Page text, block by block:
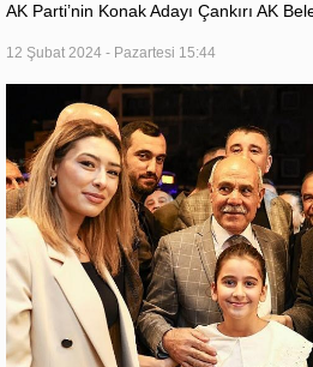
AK Parti’nin Konak Adayı Çankırı AK
12 Şubat 2024 - Pazartesi 15:44